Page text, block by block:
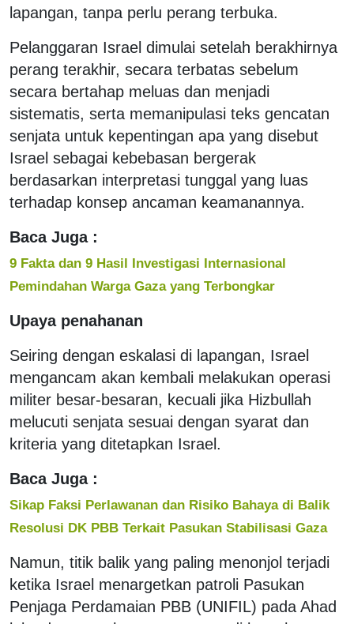
lapangan, tanpa perlu perang terbuka.
Pelanggaran Israel dimulai setelah berakhirnya
perang terakhir, secara terbatas sebelum
secara bertahap meluas dan menjadi
sistematis, serta memanipulasi teks gencatan
senjata untuk kepentingan apa yang disebut
Israel sebagai kebebasan bergerak
berdasarkan interpretasi tunggal yang luas
terhadap konsep ancaman keamanannya.
Baca Juga :
9 Fakta dan 9 Hasil Investigasi Internasional
Pemindahan Warga Gaza yang Terbongkar
Upaya penahanan
Seiring dengan eskalasi di lapangan, Israel
mengancam akan kembali melakukan operasi
militer besar-besaran, kecuali jika Hizbullah
melucuti senjata sesuai dengan syarat dan
kriteria yang ditetapkan Israel.
Baca Juga :
Sikap Faksi Perlawanan dan Risiko Bahaya di Balik
Resolusi DK PBB Terkait Pasukan Stabilisasi Gaza
Namun, titik balik yang paling menonjol terjadi
ketika Israel menargetkan patroli Pasukan
Penjaga Perdamaian PBB (UNIFIL) pada Ahad